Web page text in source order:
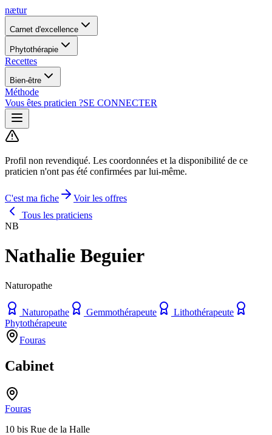
nætur
Carnet d'excellence
Phytothérapie
Recettes
Bien-être
Méthode
Vous êtes praticien ?SE CONNECTER
Profil non revendiqué. Les coordonnées et la disponibilité de ce
praticien n'ont pas été confirmées par lui-même.
C'est ma fiche
Voir les offres
Tous les praticiens
NB
Nathalie Beguier
Naturopathe
Naturopathe Gemmothérapeute
Lithothérapeute
Phytothérapeute
Fouras
Cabinet
Fouras
10 bis Rue de la Halle